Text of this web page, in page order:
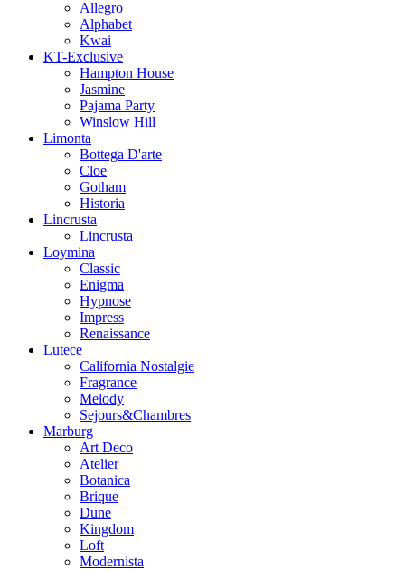
Allegro
Alphabet
Kwai
KT-Exclusive
Hampton House
Jasmine
Pajama Party
Winslow Hill
Limonta
Bottega D'arte
Cloe
Gotham
Historia
Lincrusta
Lincrusta
Loymina
Classic
Enigma
Hypnose
Impress
Renaissance
Lutece
California Nostalgie
Fragrance
Melody
Sejours&Chambres
Marburg
Art Deco
Atelier
Botanica
Brique
Dune
Kingdom
Loft
Modernista